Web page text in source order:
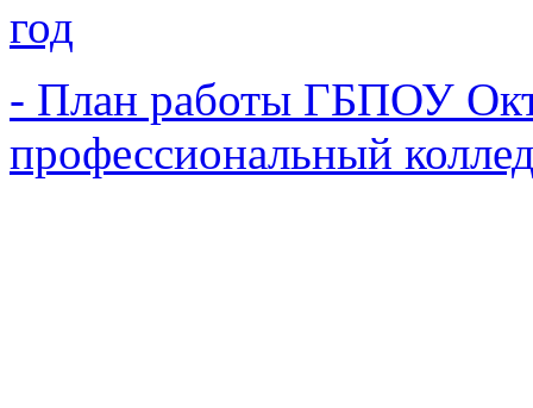
год
- План работы ГБПОУ
профессиональный